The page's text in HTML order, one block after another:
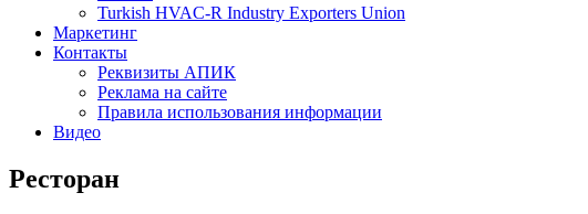
Turkish HVAC-R Industry Exporters Union
Маркетинг
Контакты
Реквизиты АПИК
Реклама на сайте
Правила использования информации
Видео
Ресторан